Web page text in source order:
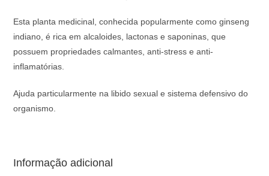
Esta planta medicinal, conhecida popularmente como ginseng
indiano, é rica em alcaloides, lactonas e saponinas, que
possuem propriedades calmantes, anti-stress e anti-
inflamatórias.
Ajuda particularmente na libido sexual e sistema defensivo do
organismo.
Informação adicional